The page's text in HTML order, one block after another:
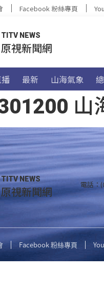
Facebook 粉絲專頁
TITV NEWS
原視新聞網
最新 山海氣象
山
TITV NEWS
原視新聞網 電話：
Facebook 粉絲專頁